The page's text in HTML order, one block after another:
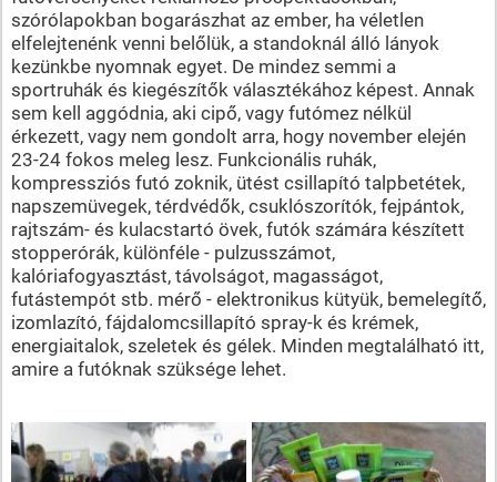
szórólapokban bogarászhat az ember, ha véletlen
elfelejtenénk venni belőlük, a standoknál álló lányok
kezünkbe nyomnak egyet. De mindez semmi a
sportruhák és kiegészítők választékához képest. Annak
sem kell aggódnia, aki cipő, vagy futómez nélkül
érkezett, vagy nem gondolt arra, hogy november elején
23-24 fokos meleg lesz. Funkcionális ruhák,
kompressziós futó zoknik, ütést csillapító talpbetétek,
napszemüvegek, térdvédők, csuklószorítók, fejpántok,
rajtszám- és kulacstartó övek, futók számára készített
stopperórák, különféle - pulzusszámot,
kalóriafogyasztást, távolságot, magasságot,
futástempót stb. mérő - elektronikus kütyük, bemelegítő,
izomlazító, fájdalomcsillapító spray-k és krémek,
energiaitalok, szeletek és gélek. Minden megtalálható itt,
amire a futóknak szüksége lehet.